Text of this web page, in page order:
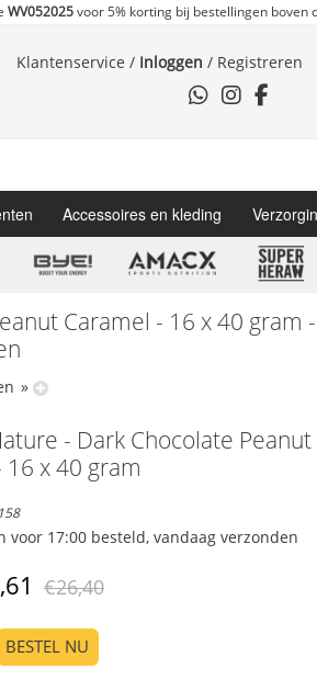
WV052025voor 5% korting bij bestellingen boven
Klantenservice / Inloggen / Registreren
Accessoires en kleding
Caramel - 16 x 40 gram -
»
- Dark Chocolate Peanut
16 x 40 gram
voor 17:00 besteld, vandaag verzonden
€26,40
BESTEL NU